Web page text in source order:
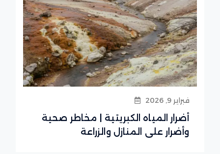
فبراير 9, 2026
أضرار المياه الكبريتية | مخاطر صحية
وأضرار على المنازل والزراعة